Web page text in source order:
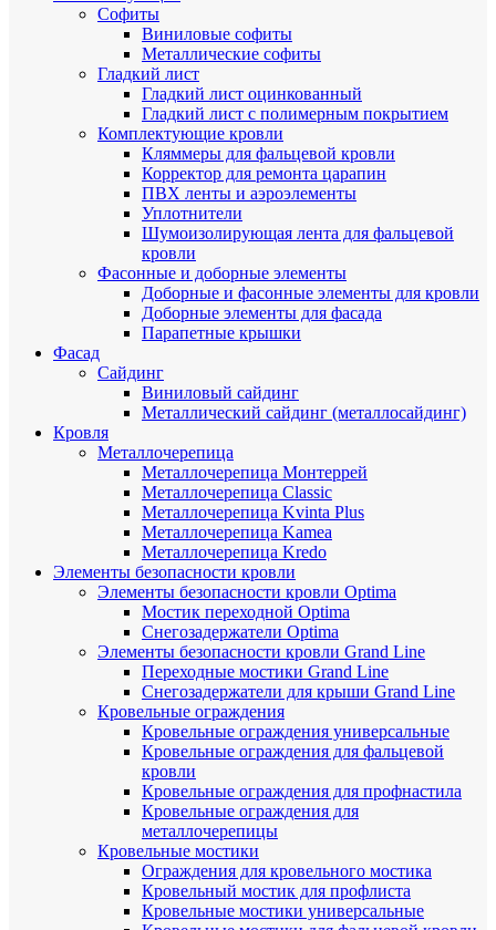
Cофиты
Виниловые софиты
Металлические софиты
Гладкий лист
Гладкий лист оцинкованный
Гладкий лист с полимерным покрытием
Комплектующие кровли
Кляммеры для фальцевой кровли
Корректор для ремонта царапин
ПВХ ленты и аэроэлементы
Уплотнители
Шумоизолирующая лента для фальцевой
кровли
Фасонные и доборные элементы
Доборные и фасонные элементы для кровли
Доборные элементы для фасада
Парапетные крышки
Фасад
Сайдинг
Виниловый сайдинг
Металлический сайдинг (металлосайдинг)
Кровля
Металлочерепица
Металлочерепица Монтеррей
Металлочерепица Classic
Металлочерепица Kvinta Plus
Металлочерепица Kamea
Металлочерепица Kredo
Элементы безопасности кровли
Элементы безопасности кровли Optima
Мостик переходной Optima
Снегозадержатели Optima
Элементы безопасности кровли Grand Line
Переходные мостики Grand Line
Снегозадержатели для крыши Grand Line
Кровельные ограждения
Кровельные ограждения универсальные
Кровельные ограждения для фальцевой
кровли
Кровельные ограждения для профнастила
Кровельные ограждения для
металлочерепицы
Кровельные мостики
Ограждения для кровельного мостика
Кровельный мостик для профлиста
Кровельные мостики универсальные